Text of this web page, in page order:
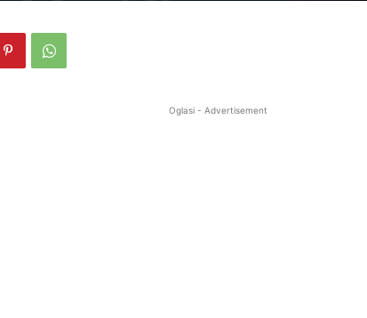
Oglasi - Advertisement